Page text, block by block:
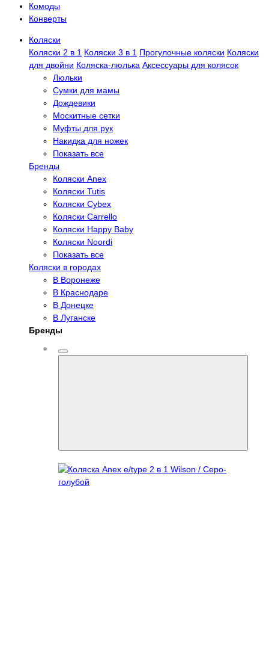
Комоды
Конверты
Коляски
Коляски 2 в 1 Коляски 3 в 1 Прогулочные коляски Коляски
для двойни Коляска-люлька Аксессуары для колясок
Люльки
Сумки для мамы
Дождевики
Москитные сетки
Муфты для рук
Накидка для ножек
Показать все
Бренды
Коляски Anex
Коляски Tutis
Коляски Cybex
Коляски Carrello
Коляски Happy Baby
Коляски Noordi
Показать все
Коляски в городах
В Воронеже
В Краснодаре
В Донецке
В Луганске
Бренды